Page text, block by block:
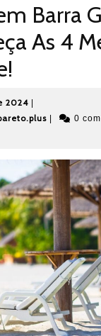
Barra
As 4
2024 9
de
2024
0